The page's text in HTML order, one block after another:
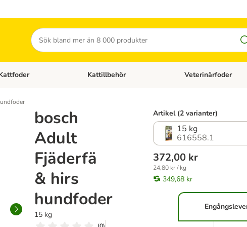
Sök
category menu: HundtillbehörOpen category menu: Kattfoder
Kattillbehör Open category menu:
Veterinärfoder
bosch
Adult
Fjäderfä
& hirs
hundfoder
15 kg
Artikel (2 varianter)
15 kg
616558.1
372,00 kr
24,80 kr / kg
349,68 kr